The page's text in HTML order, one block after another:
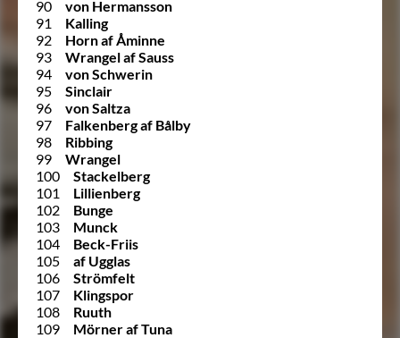
90
von Hermansson
91
Kalling
92
Horn af Åminne
93
Wrangel af Sauss
94
von Schwerin
95
Sinclair
96
von Saltza
97
Falkenberg af Bålby
98
Ribbing
99
Wrangel
100
Stackelberg
101
Lillienberg
102
Bunge
103
Munck
104
Beck-Friis
105
af Ugglas
106
Strömfelt
107
Klingspor
108
Ruuth
109
Mörner af Tuna